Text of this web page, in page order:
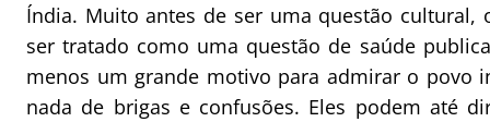
Índia. Muito antes de ser uma questão cultural,
ser tratado como uma questão de saúde
menos um grande motivo para admirar o povo
nada de brigas e confusões. Eles podem até